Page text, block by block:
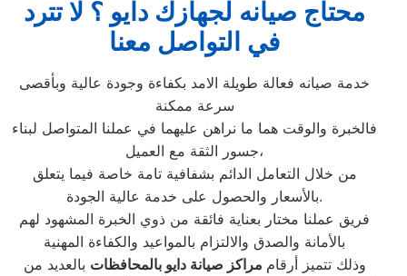
محتاج صيانه لجهازك دايو ؟ لا تترد
في التواصل معنا
خدمة صيانه فعالة طويلة الامد بكفاءة وجودة عالية وبأقصى
سرعة ممكنة
فالخبرة والوقت هما ما نراهن عليهما في عملنا المتواصل لبناء
جسور الثقة مع العميل،
من خلال التعامل الدائم بشفافية تامة خاصة فيما يتعلق
بالأسعار والحصول على خدمة عالية الجودة.
فريق عملنا مختار بعناية فائقة من ذوي الخبرة المشهود لهم
بالأمانة والصدق والالتزام بالمواعيد والكفاءة المهنية
وذلك تتميز أرقام مراكز صيانة دايو بالمحافظات بالعديد من